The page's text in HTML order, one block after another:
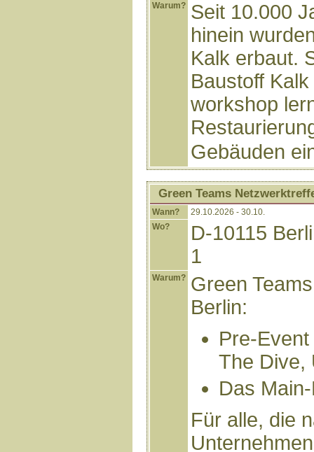
Warum? Seit 10.000
hinein
Kalk erbaut.
Baustoff
workshop
Gebäuden
Green Teams
Wann?
29.10.2026 - 30.10.
Wo?
D-10115
1
Warum? Green
Berlin:
Pre-
The Dive,
Das
Für alle, die